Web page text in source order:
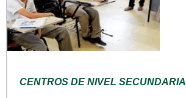
CENTROS DE NIVEL SECUNDARIA